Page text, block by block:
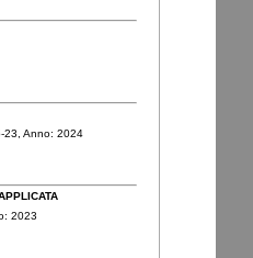
Anno: 2024
2023